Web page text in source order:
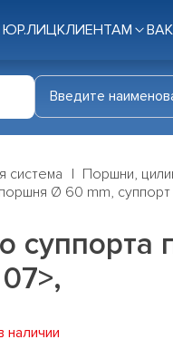
ЮР.ЛИЦКЛИЕНТАМ
система
Поршни,
Ø 60 mm, суппорт
наличии